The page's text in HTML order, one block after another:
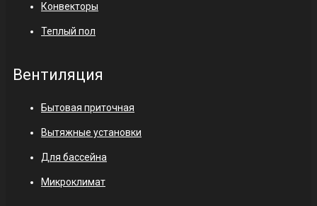
Конвекторы
Теплый пол
Вентиляция
Бытовая приточная
Вытяжные установки
Для бассейна
Микроклимат